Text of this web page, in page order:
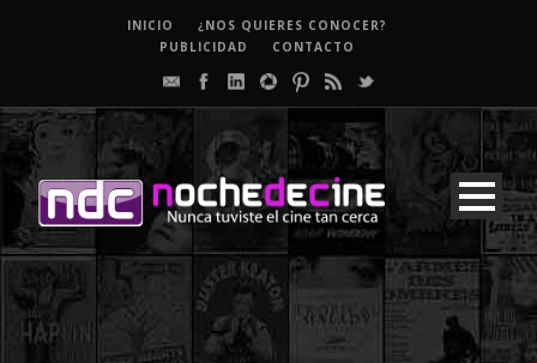
INICIO
¿NOS QUIERES CONOCER?
PUBLICIDAD
CONTACTO